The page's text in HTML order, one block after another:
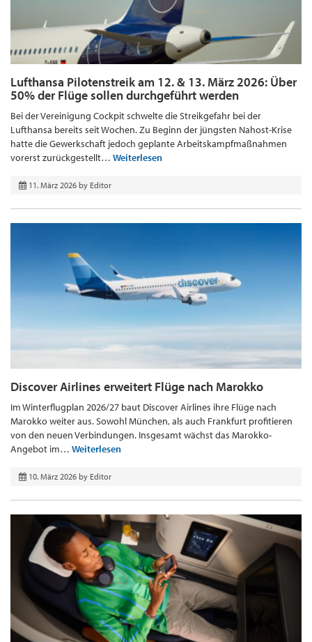
Lufthansa Pilotenstreik am 12. & 13. März 2026: Über
50% der Flüge sollen durchgeführt werden
Bei der Vereinigung Cockpit schwelte die Streikgefahr bei der
Lufthansa bereits seit Wochen. Zu Beginn der jüngsten Nahost-Krise
hatte die Gewerkschaft jedoch geplante Arbeitskampfmaßnahmen
vorerst zurückgestellt… Weiterlesen
11. März 2026 by Editor
Discover Airlines erweitert Flüge nach Marokko
Im Winterflugplan 2026/27 baut Discover Airlines ihre Flüge nach
Marokko weiter aus. Sowohl München, als auch Frankfurt profitieren
von den neuen Verbindungen. Insgesamt wächst das Marokko-
Angebot im… Weiterlesen
10. März 2026 by Editor